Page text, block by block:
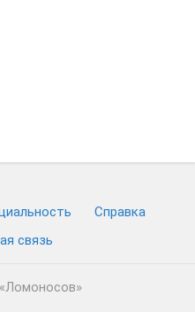
Cправка
связь